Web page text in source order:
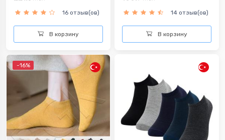
16 отзыв(ов)
В корзину
14 отзыв(ов)
В корзину
-16%